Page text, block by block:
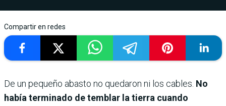
Compartir en redes
De un pequeño abasto no quedaron ni los cables. No
había terminado de temblar la tierra cuando